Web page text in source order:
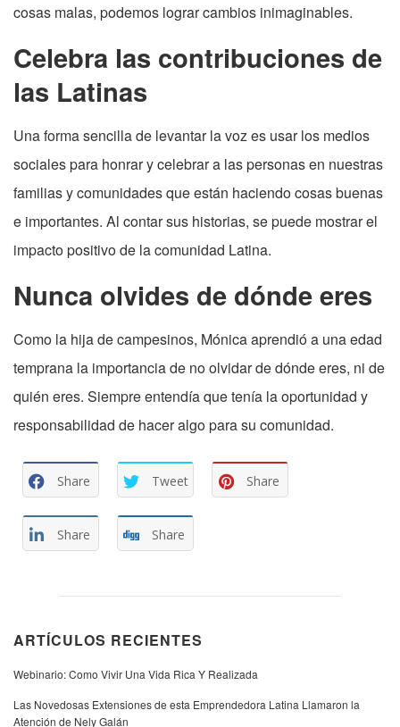
cosas malas, podemos lograr cambios inimaginables.
Celebra las contribuciones de
las Latinas
Una forma sencilla de levantar la voz es usar los medios
sociales para honrar y celebrar a las personas en nuestras
familias y comunidades que están haciendo cosas buenas
e importantes. Al contar sus historias, se puede mostrar el
impacto positivo de la comunidad Latina.
Nunca olvides de dónde eres
Como la hija de campesinos, Mónica aprendió a una edad
temprana la importancia de no olvidar de dónde eres, ni de
quién eres. Siempre entendía que tenía la oportunidad y
responsabilidad de hacer algo para su comunidad.
Share Tweet Share
Share Share
ARTÍCULOS RECIENTES
Webinario: Como Vivir Una Vida Rica Y Realizada
Las Novedosas Extensiones de esta Emprendedora Latina Llamaron la
Atención de Nely Galán